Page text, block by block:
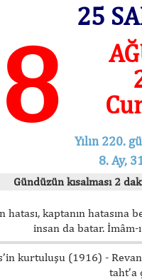
25
8
Yılın 220.
8. Ay,
Gündüzün kısalması 2
hatası, kaptanın hatasına
insan da batar. İmâm-
kurtuluşu (1916) -
taht’a